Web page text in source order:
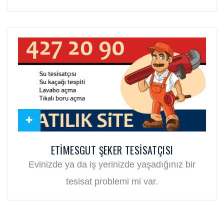
ETIMESGUT ŞEKER TESISATÇISI
Evinizde ya da iş yerinizde yaşadığınız bir
tesisat problemi mi var.